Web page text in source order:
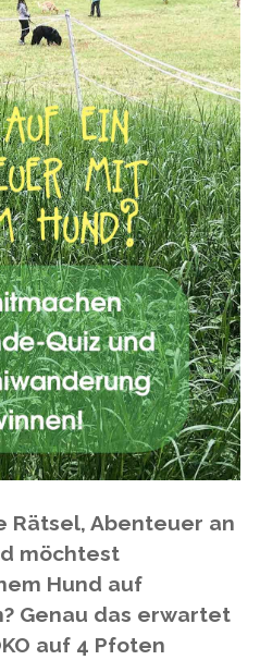
Rätsel, Abenteuer an
möchtest
Hund auf
Genau das erwartet
auf 4 Pfoten